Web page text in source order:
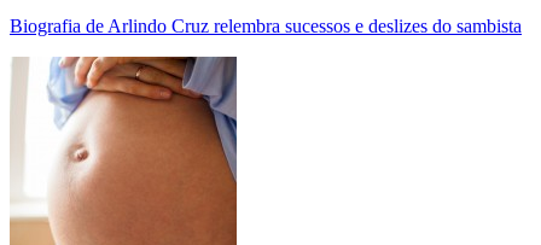
Biografia de Arlindo Cruz relembra sucessos e deslizes do sambista